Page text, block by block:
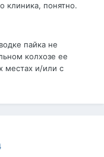
клиника, понятно.
пайка не
колхозе ее
местах и/или с